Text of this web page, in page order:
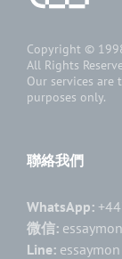
Copyright ©
All Rights
Our services are
purposes only.
聯絡我們
WhatsApp:
微信: essaymon
Line: essaymon